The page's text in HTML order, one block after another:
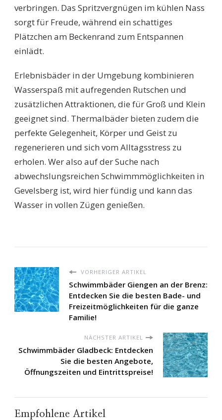
verbringen. Das Spritzvergnügen im kühlen Nass
sorgt für Freude, während ein schattiges
Plätzchen am Beckenrand zum Entspannen
einlädt.
Erlebnisbäder in der Umgebung kombinieren
Wasserspaß mit aufregenden Rutschen und
zusätzlichen Attraktionen, die für Groß und Klein
geeignet sind. Thermalbäder bieten zudem die
perfekte Gelegenheit, Körper und Geist zu
regenerieren und sich vom Alltagsstress zu
erholen. Wer also auf der Suche nach
abwechslungsreichen Schwimmmöglichkeiten in
Gevelsberg ist, wird hier fündig und kann das
Wasser in vollen Zügen genießen.
VORHERIGER ARTIKEL
Schwimmbäder Giengen an der Brenz:
Entdecken Sie die besten Bade- und
Freizeitmöglichkeiten für die ganze
Familie!
NÄCHSTER ARTIKEL
Schwimmbäder Gladbeck: Entdecken
Sie die besten Angebote,
Öffnungszeiten und Eintrittspreise!
Empfohlene Artikel